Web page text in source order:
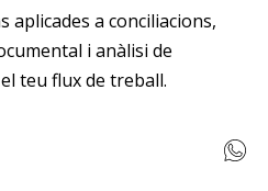
aplicades a conciliacions,
i anàlisi de
teu flux de treball.